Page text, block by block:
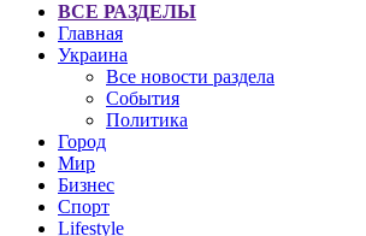
ВСЕ РАЗДЕЛЫ
Главная
Украина
Все новости раздела
События
Политика
Город
Мир
Бизнес
Спорт
Lifestyle